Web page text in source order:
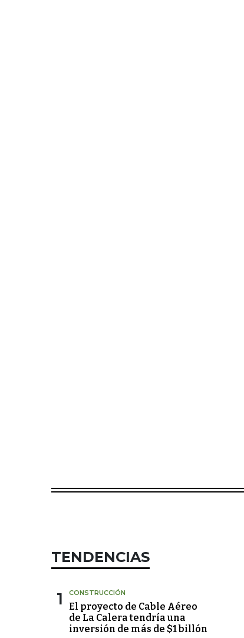
TENDENCIAS
1 CONSTRUCCIÓN
El proyecto de Cable Aéreo
de La Calera tendría una
inversión de más de $1 billón